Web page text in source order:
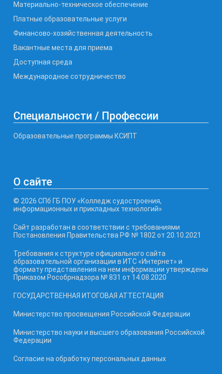
Материально-техническое обеспечение
Платные образовательные услуги
Финансово-хозяйственная деятельность
Вакантные места для приема
Доступная среда
Международное сотрудничество
Специальности / Профессии
Образовательные программы КСИПТ
О сайте
© 2026 СПб ГБ ПОУ «Колледж судостроения,
информационных и прикладных технологий»
Сайт разработан в соответствии с требованиями
Постановления Правительства РФ № 1802 от 20.10.2021
Требования к структуре официального сайта
образовательной организации в ИТС «Интернет» и
формату представления на нем информации утверждены
Приказом Рособрнадзора № 831 от 14.08.2020
ГОСУДАРСТВЕННАЯ ИТОГОВАЯ АТТЕСТАЦИЯ
Министерство просвещения Российской Федерации
Министерство науки и высшего образования Российской
Федерации
Согласие на обработку персональных данных